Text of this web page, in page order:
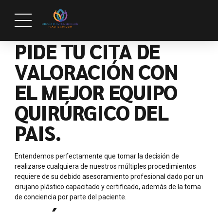
PIDE TU CITA DE
VALORACIÓN CON
EL MEJOR EQUIPO
QUIRÚRGICO DEL
PAIS.
Entendemos perfectamente que tomar la decisión de
realizarse cualquiera de nuestros múltiples procedimientos
requiere de su debido asesoramiento profesional dado por un
cirujano plástico capacitado y certificado, además de la toma
de conciencia por parte del paciente.